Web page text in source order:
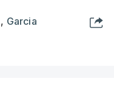
, Garcia